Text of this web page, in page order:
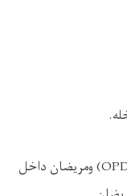
عرضه خدمات معالجوی برای مریضان سراپا (OPD) ومريضان داخل